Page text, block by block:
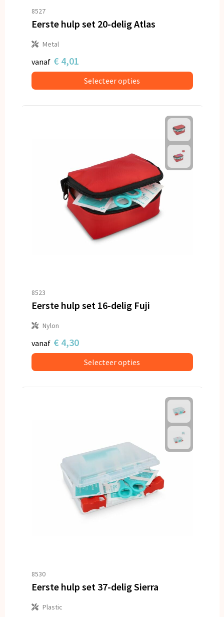
8527
Eerste hulp set 20-delig Atlas
Metal
vanaf € 4,01
Selecteer opties
8523
Eerste hulp set 16-delig Fuji
Nylon
vanaf € 4,30
Selecteer opties
8530
Eerste hulp set 37-delig Sierra
Plastic